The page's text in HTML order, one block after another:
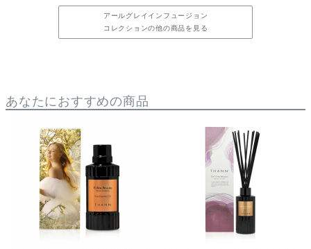
アールグレイインフュージョン
コレクションの他の商品を見る
あなたにおすすめの商品